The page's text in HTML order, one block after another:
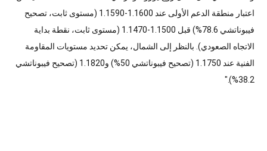
اعتبار منطقة الدعم الأولى عند 1.1600-1.1590 (مستوى ثابت، تصحيح
فيبوناتشي 78.6%) قبل 1.1500-1.1470 (مستوى ثابت، نقطة بداية
الاتجاه الصعودي). بالنظر إلى الشمال، يمكن تحديد مستويات المقاومة
الفنية عند 1.1750 (تصحيح فيبوناتشي 50%) و1.1820 (تصحيح فيبوناتشي
38.2%)."